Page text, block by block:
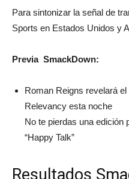
Para sintonizar la señal de
Sports en Estados Unidos y
Previa SmackDown:
Roman Reigns revelará
Relevancy esta noche
No te pierdas una edición
“Happy Talk”
Resultados